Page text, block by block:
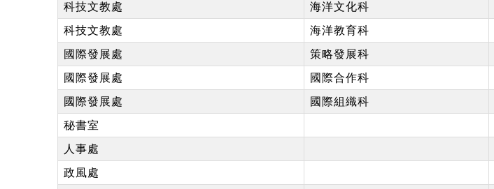
科技文教處
海洋文化科
科技文教處
海洋教育科
國際發展處
策略發展科
國際發展處
國際合作科
國際發展處
國際組織科
秘書室
人事處
政風處